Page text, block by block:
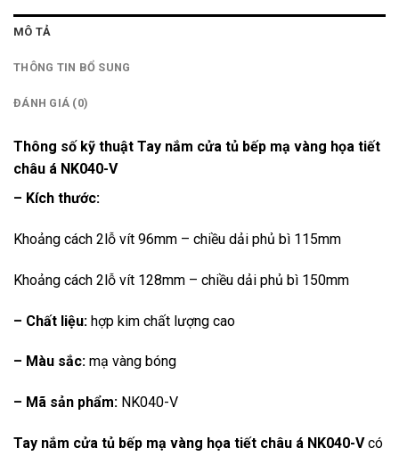
MÔ TẢ
THÔNG TIN BỔ SUNG
ĐÁNH GIÁ (0)
Thông số kỹ thuật Tay nắm cửa tủ bếp mạ vàng họa tiết
châu á NK040-V
– Kích thước:
Khoảng cách 2lỗ vít 96mm – chiều dải phủ bì 115mm
Khoảng cách 2lỗ vít 128mm – chiều dải phủ bì 150mm
– Chất liệu: hợp kim chất lượng cao
– Màu sắc: mạ vàng bóng
– Mã sản phẩm: NK040-V
Tay nắm cửa tủ bếp mạ vàng họa tiết châu á NK040-Vcó